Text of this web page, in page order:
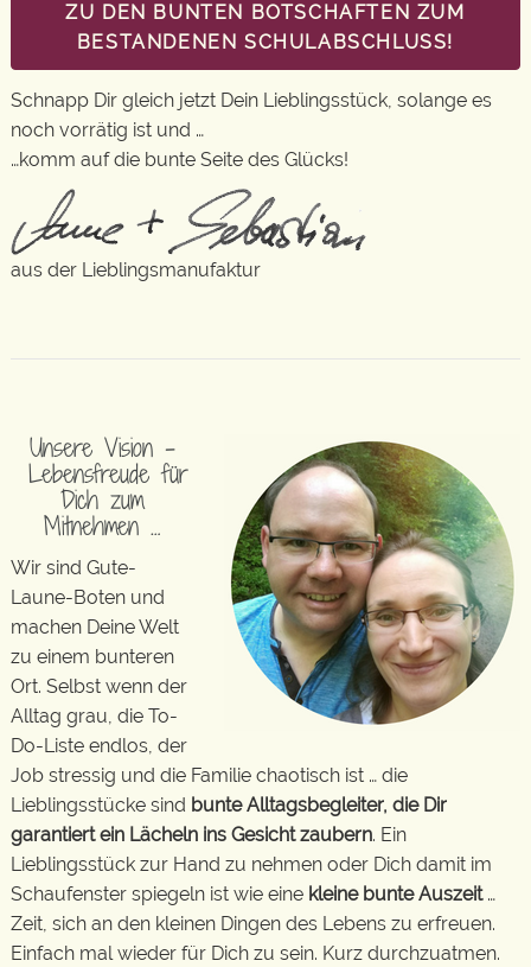
ZU DEN BUNTEN BOTSCHAFTEN ZUM
BESTANDENEN SCHULABSCHLUSS!
Schnapp Dir gleich jetzt Dein Lieblingsstück, solange es
noch vorrätig ist und …
…komm auf die bunte Seite des Glücks!
aus der Lieblingsmanufaktur
Unsere Vision –
Lebensfreude für
Dich zum
Mitnehmen …
Wir sind Gute-
Laune-Boten und
machen Deine Welt
zu einem bunteren
Ort. Selbst wenn der
Alltag grau, die To-
Do-Liste endlos, der
Job stressig und die Familie chaotisch ist … die
Lieblingsstücke sind bunte Alltagsbegleiter, die Dir
garantiert ein Lächeln ins Gesicht zaubern. Ein
Lieblingsstück zur Hand zu nehmen oder Dich damit im
Schaufenster spiegeln ist wie eine kleine bunte Auszeit…
Zeit, sich an den kleinen Dingen des Lebens zu erfreuen.
Einfach mal wieder für Dich zu sein. Kurz durchzuatmen.